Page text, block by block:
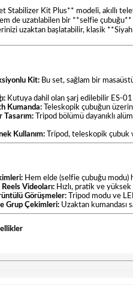
Stabilizer Kit Plus** modeli, akıllı
de uzatılabilen bir **selfie çubuğu**
uzaktan başlatabilir, klasik
Kit:Bu set, sağlam bir
Kutuya dahil olan şarj edilebilir ES-01
Kumanda:Teleskopik çubuğun
Tasarım:Tripod bölümü dayanıklı
Kullanım:Tripod, teleskopik çubuk
Hem elde (selfie çubuğu modu)
Videoları:Hızlı, pratik ve
Görüşmeler:Tripod modu ve
Grup Çekimleri:Uzaktan kumandası